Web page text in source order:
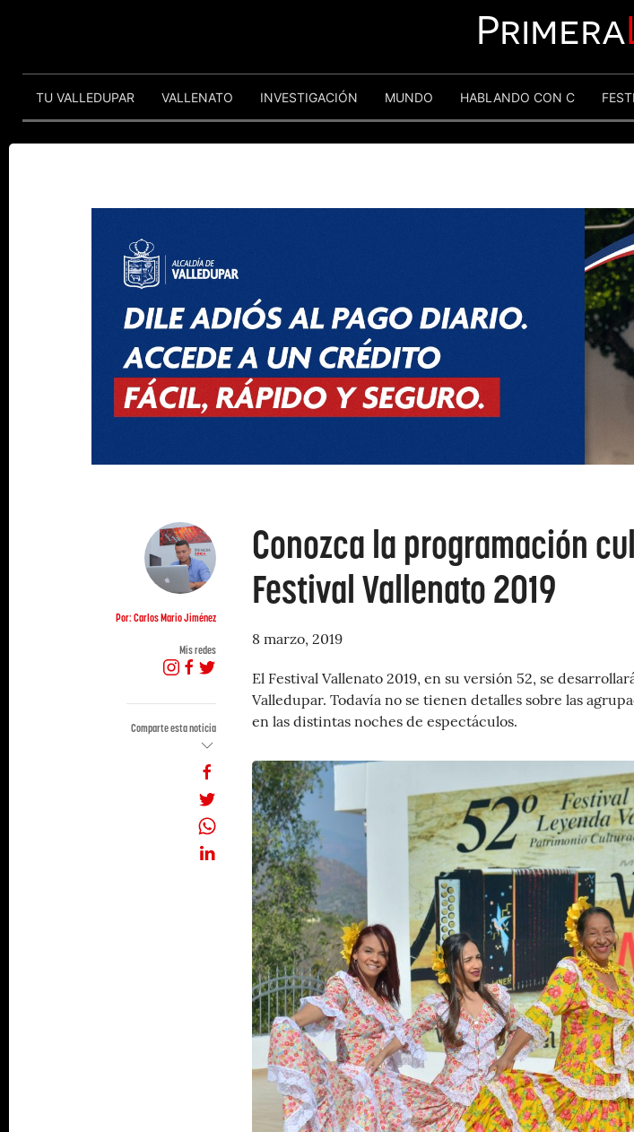
Primera
TU VALLEDUPAR VALLENATO INVESTIGACIÓN MUNDO HABLANDO CON C
Por: Carlos Mario Jiménez
Mis redes
Comparte esta noticia
Conozca la programación
Festival Vallenato 2019
8 marzo, 2019
El Festival Vallenato 2019, en su versión 52, se
Valledupar. Todavía no se tienen detalles sobre las
en las distintas noches de espectáculos.